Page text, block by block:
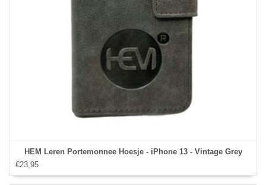
HEM Leren Portemonnee Hoesje - iPhone 13 - Vintage Grey
€23,95